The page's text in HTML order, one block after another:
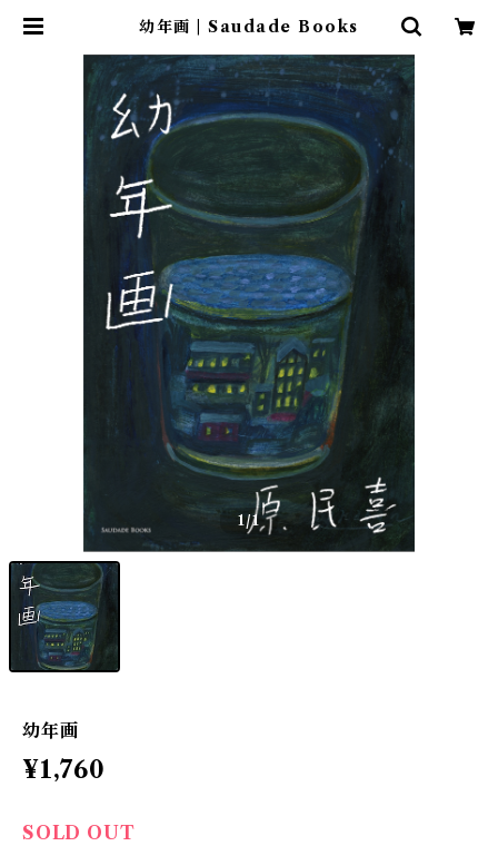
幼年画 | Saudade Books
1/1
幼年画
¥1,760
SOLD OUT